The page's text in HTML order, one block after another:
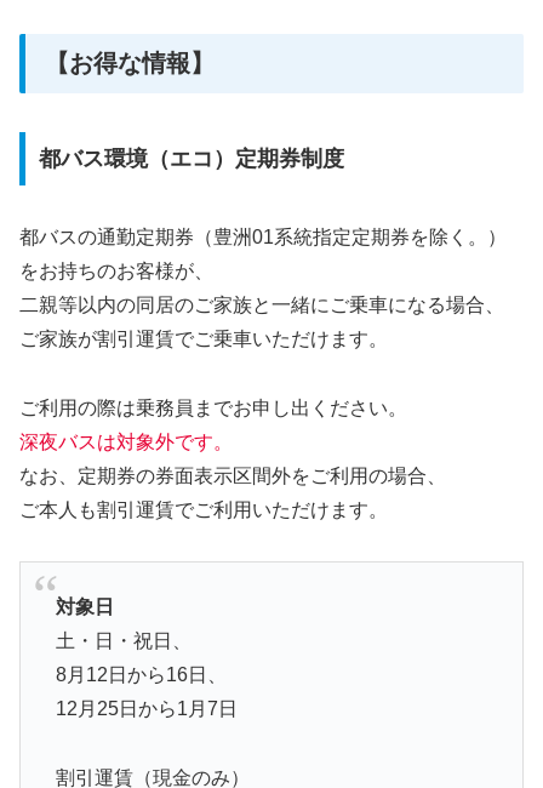
【お得な情報】
都バス環境（エコ）定期券制度
都バスの通勤定期券（豊洲01系統指定定期券を除く。）
をお持ちのお客様が、
二親等以内の同居のご家族と一緒にご乗車になる場合、
ご家族が割引運賃でご乗車いただけます。
ご利用の際は乗務員までお申し出ください。
深夜バスは対象外です。
なお、定期券の券面表示区間外をご利用の場合、
ご本人も割引運賃でご利用いただけます。
対象日
土・日・祝日、
8月12日から16日、
12月25日から1月7日
割引運賃（現金のみ）